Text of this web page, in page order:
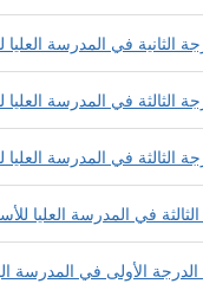
في المدرسة
في المدرسة العليا
في المدرسة
في المدرسة العليا
الأولى في المدرسة